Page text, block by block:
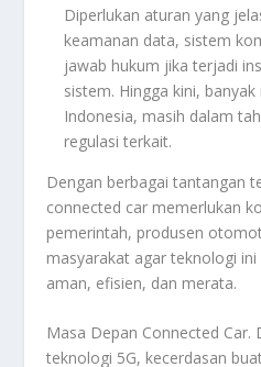
Diperlukan aturan yang
keamanan data, sistem
jawab hukum jika terjadi
sistem. Hingga kini,
Indonesia, masih dalam
regulasi terkait.
Dengan berbagai tantangan
connected car memerlukan
pemerintah, produsen
masyarakat agar teknologi
aman, efisien, dan merata.
Masa Depan Connected
teknologi 5G, kecerdasan